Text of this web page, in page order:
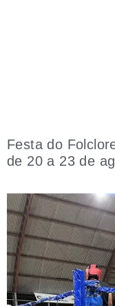
Festa do
de 20 a 23 de